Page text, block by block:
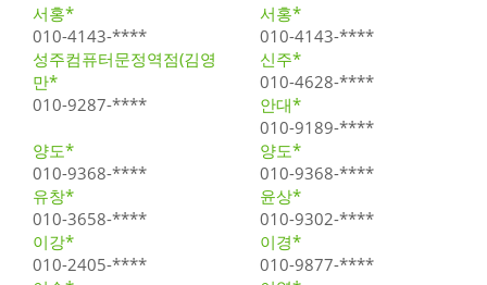
서홍*
010-4143-****
서홍*
010-4143-****
성주컴퓨터문정역점(김영
만*
010-9287-****
신주*
010-4628-****
안대*
010-9189-****
양도*
010-9368-****
양도*
010-9368-****
유창*
010-3658-****
윤상*
010-9302-****
이강*
010-2405-****
이경*
010-9877-****